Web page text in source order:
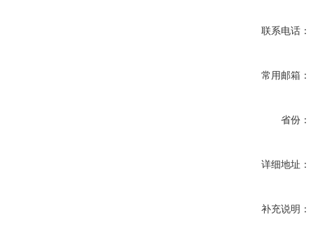
联系电话：
常用邮箱：
省份：
详细地址：
补充说明：